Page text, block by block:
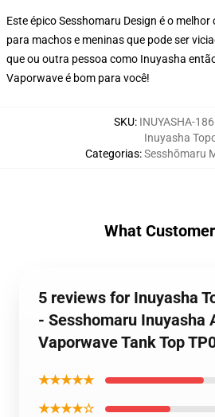
Este épico Sesshomaru Design é o
para machos e meninas que pode ser
que ou outra pessoa como Inuyasha
Vaporwave é bom para você!
SKU: INUYASHA-
Categorias:
Inuyasha
Sesshōmaru
What
5 reviews for Inuyasha
- Sesshomaru Inuyasha
Vaporwave Tank Top
★★★★★
★★★★☆